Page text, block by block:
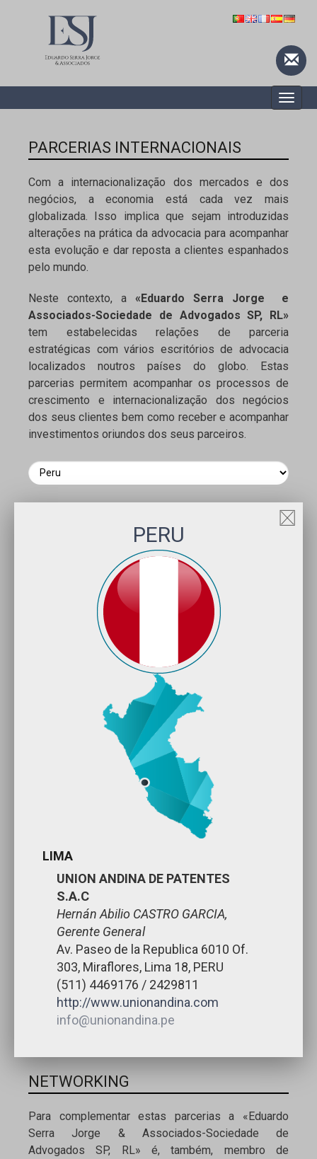
Toggle
PARCERIAS INTERNACIONAIS
Com a internacionalização dos mercados e dos
negócios, a economia está cada vez mais
globalizada. Isso implica que sejam introduzidas
alterações na prática da advocacia para acompanhar
esta evolução e dar reposta a clientes espanhados
pelo mundo.
Neste contexto, a «Eduardo Serra Jorge e
Associados-Sociedade de Advogados SP, RL»
tem estabelecidas relações de parceria
estratégicas com vários escritórios de advocacia
localizados noutros países do globo. Estas
parcerias permitem acompanhar os processos de
crescimento e internacionalização dos negócios
dos seus clientes bem como receber e acompanhar
investimentos oriundos dos seus parceiros.
PERU
LIMA
UNION ANDINA DE PATENTES
S.A.C
Hernán Abilio CASTRO GARCIA,
Gerente General
Av. Paseo de la Republica 6010 Of.
303, Miraflores, Lima 18, PERU
(511) 4469176 / 2429811
http://www.unionandina.com
info@unionandina.pe
NETWORKING
Para complementar estas parcerias a «Eduardo
Serra Jorge & Associados-Sociedade de
Advogados SP, RL» é, também, membro de